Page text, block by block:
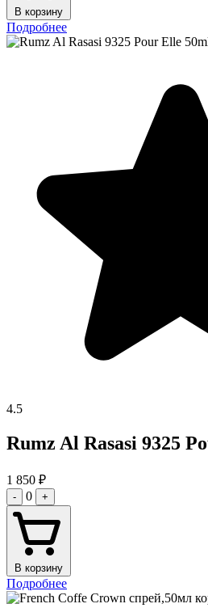
В корзину
Подробнее
4.5
Rumz Al Rasasi 9325
1 850 ₽
- 0 +
В корзину
Подробнее